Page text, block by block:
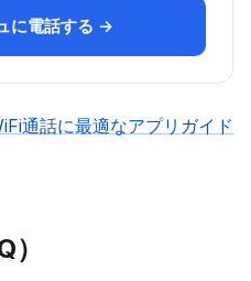
に電話する →
通話に最適なアプリガイド